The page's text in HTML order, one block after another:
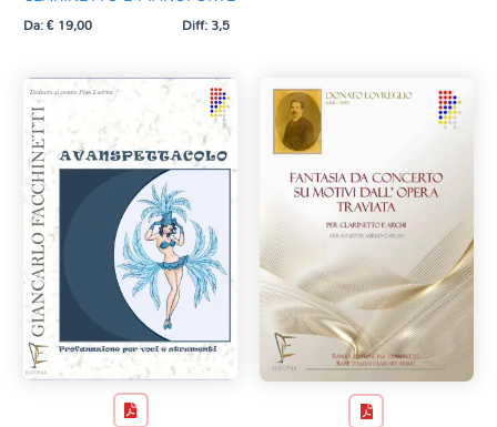
Da:€19,00 Diff: 3,5